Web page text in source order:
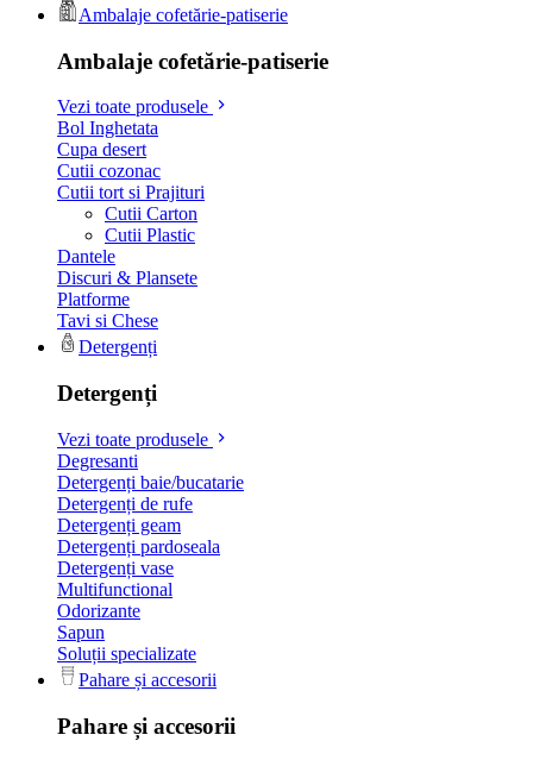
Ambalaje cofetărie-patiserie
Ambalaje cofetărie-patiserie
Vezi toate produsele
Bol Inghetata
Cupa desert
Cutii cozonac
Cutii tort si Prajituri
Cutii Carton
Cutii Plastic
Dantele
Discuri & Plansete
Platforme
Tavi si Chese
Detergenți
Detergenți
Vezi toate produsele
Degresanti
Detergenți baie/bucatarie
Detergenți de rufe
Detergenți geam
Detergenți pardoseala
Detergenți vase
Multifunctional
Odorizante
Sapun
Soluții specializate
Pahare și accesorii
Pahare și accesorii